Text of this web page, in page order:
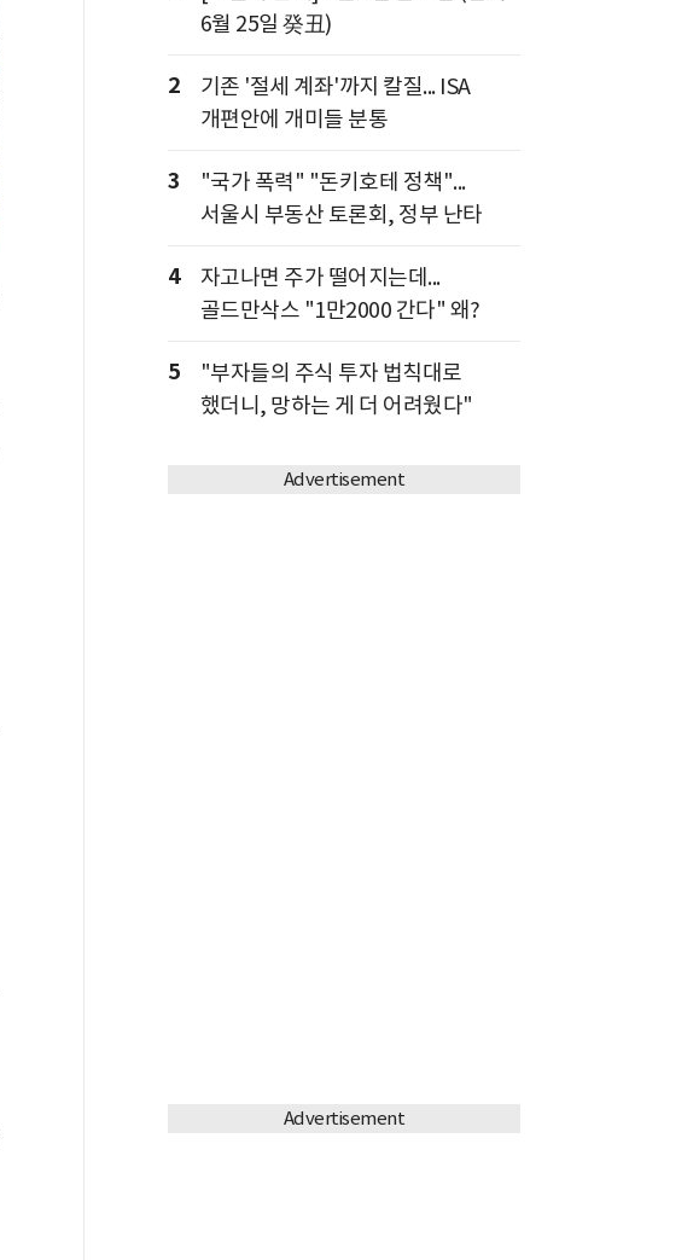
6월 25일 癸丑)
2
기존 '절세 계좌'까지 칼질... ISA
개편안에 개미들 분통
3
"국가 폭력" "돈키호테 정책"...
서울시 부동산 토론회, 정부 난타
4
자고나면 주가 떨어지는데...
골드만삭스 "1만2000 간다" 왜?
5
"부자들의 주식 투자 법칙대로
했더니, 망하는 게 더 어려웠다"